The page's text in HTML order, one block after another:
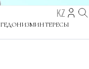
KZ
ГЕДОНИЗМИНТЕРЕСЫ